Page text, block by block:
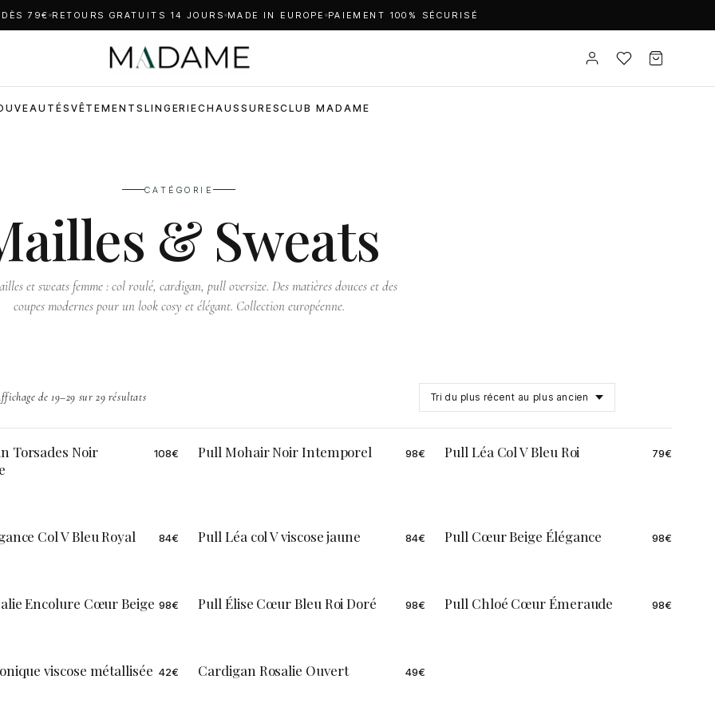
DÈS 79€ RETOURS GRATUITS 14 JOURS MADE IN EUROPE PAIEMENT 100% SÉCURISÉ
VÊTEMENTS LINGERIECHAUSSURESCLUB MADAME
CATÉGORIE
& Sweats
et sweats femme : col roulé, cardigan, pull oversize. Des matières douces et des
coupes modernes pour un look cosy et élégant. Collection européenne.
de 19–29 sur 29 résultats
LIMITÉE
Torsades Noir
108€ ÉDITION LIMITÉE
Pull Mohair Noir Intemporel 98€ Pull Léa Col V Bleu Roi 79€
Col V Bleu Royal 84€ Pull Léa col V viscose jaune 84€ Pull Cœur Beige Élégance 98€
Encolure Cœur Beige 98€ Pull Élise Cœur Bleu Roi Doré 98€ Pull Chloé Cœur Émeraude 98€
viscose métallisée 42€ ÉDITION LIMITÉE
Cardigan Rosalie Ouvert 49€